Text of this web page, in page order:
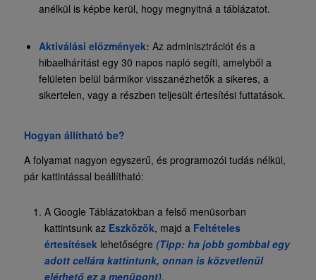
anélkül is képbe kerül, hogy megnyitná a táblázatot.
Aktiválási előzmények: Az adminisztrációt és a
hibaelhárítást egy 30 napos napló segíti, amelyből a
felületen belül bármikor visszanézhetők a sikeres, a
sikertelen, vagy a részben teljesült értesítési futtatások.
Hogyan állítható be?
A folyamat nagyon egyszerű, és programozói tudás nélkül,
pár kattintással beállítható:
A Google Táblázatokban a felső menüsorban
kattintsunk az Eszközök, majd a Feltételes
értesítéseklehetőségre (Tipp: ha jobb gombbal egy
adott cellára kattintunk, onnan is közvetlenül
elérhető ez a menüpont).